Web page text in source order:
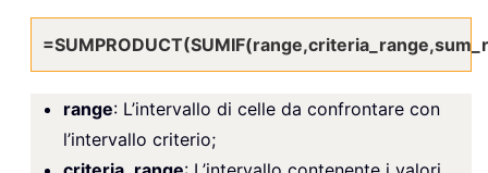
range: L’intervallo di celle da confrontare con
l’intervallo criterio;